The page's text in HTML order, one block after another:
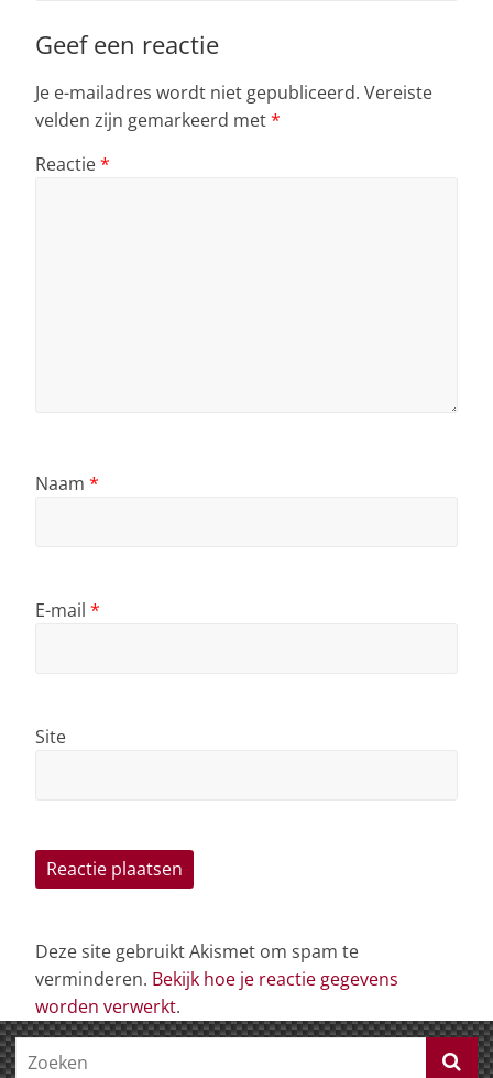
Geef een reactie
Je e-mailadres wordt niet gepubliceerd. Vereiste
velden zijn gemarkeerd met*
Reactie*
Naam *
E-mail *
Site
Deze site gebruikt Akismet om spam te
verminderen. Bekijk hoe je reactie gegevens
worden verwerkt.